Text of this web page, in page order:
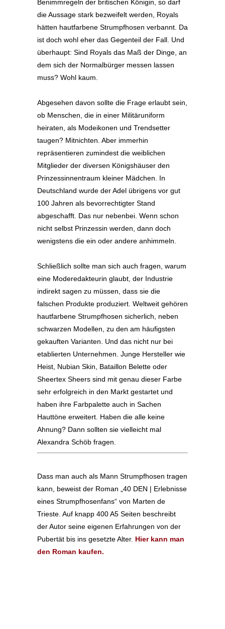
Benimmregeln der britischen Königin, so darf
die Aussage stark bezweifelt werden, Royals
hätten hautfarbene Strumpfhosen verbannt. Da
ist doch wohl eher das Gegenteil der Fall. Und
überhaupt: Sind Royals das Maß der Dinge, an
dem sich der Normalbürger messen lassen
muss? Wohl kaum.
Abgesehen davon sollte die Frage erlaubt sein,
ob Menschen, die in einer Militäruniform
heiraten, als Modeikonen und Trendsetter
taugen? Mitnichten. Aber immerhin
repräsentieren zumindest die weiblichen
Mitglieder der diversen Königshäuser den
Prinzessinnentraum kleiner Mädchen. In
Deutschland wurde der Adel übrigens vor gut
100 Jahren als bevorrechtigter Stand
abgeschafft. Das nur nebenbei. Wenn schon
nicht selbst Prinzessin werden, dann doch
wenigstens die ein oder andere anhimmeln.
Schließlich sollte man sich auch fragen, warum
eine Moderedakteurin glaubt, der Industrie
indirekt sagen zu müssen, dass sie die
falschen Produkte produziert. Weltweit gehören
hautfarbene Strumpfhosen sicherlich, neben
schwarzen Modellen, zu den am häufigsten
gekauften Varianten. Und das nicht nur bei
etablierten Unternehmen. Junge Hersteller wie
Heist, Nubian Skin, Bataillon Belette oder
Sheertex Sheers sind mit genau dieser Farbe
sehr erfolgreich in den Markt gestartet und
haben ihre Farbpalette auch in Sachen
Hauttöne erweitert. Haben die alle keine
Ahnung? Dann sollten sie vielleicht mal
Alexandra Schöb fragen.
Dass man auch als Mann Strumpfhosen tragen
kann, beweist der Roman „40 DEN | Erlebnisse
eines Strumpfhosenfans“ von Marten de
Trieste. Auf knapp 400 A5 Seiten beschreibt
der Autor seine eigenen Erfahrungen von der
Pubertät bis ins gesetzte Alter. Hier kann man
den Roman kaufen.